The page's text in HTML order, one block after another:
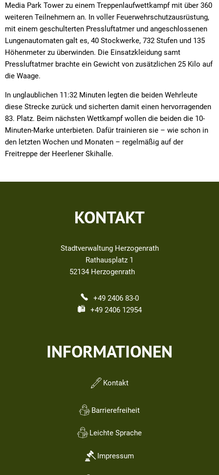
Media Park Tower zu einem Treppenlaufwettkampf mit über 360
weiteren Teilnehmern an. In voller Feuerwehrschutzausrüstung,
mit einem geschulterten Pressluftatmer und angeschlossenen
Lungenautomaten galt es, 40 Stockwerke, 732 Stufen und 135
Höhenmeter zu überwinden. Die Einsatzkleidung samt
Pressluftatmer brachte ein Gewicht von zusätzlichen 25 Kilo auf
die Waage.
In unglaublichen 11:32 Minuten legten die beiden Wehrleute
diese Strecke zurück und sicherten damit einen hervorragenden
83. Platz. Beim nächsten Wettkampf wollen die beiden die 10-
Minuten-Marke unterbieten. Dafür trainieren sie – wie schon in
den letzten Wochen und Monaten – regelmäßig auf der
Freitreppe der Heerlener Skihalle.
KONTAKT
Stadtverwaltung Herzogenrath
Rathausplatz 1
52134 Herzogenrath
+49 2406 83-0
+49 2406 12954
INFORMATIONEN
Kontakt
Barrierefreiheit
Leichte Sprache
Impressum